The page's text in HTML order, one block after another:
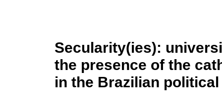
Secularity(ies):
the presence of the
in the Brazilian